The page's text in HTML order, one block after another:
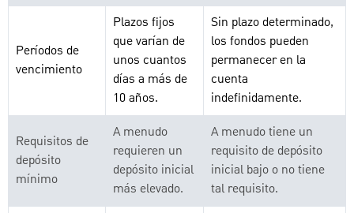
Períodos de
vencimiento
Plazos fijos
que varían de
unos cuantos
días a más de
10 años.
Sin plazo determinado,
los fondos pueden
permanecer en la
cuenta
indefinidamente.
Requisitos de
depósito
mínimo
A menudo
requieren un
depósito inicial
más elevado.
A menudo tiene un
requisito de depósito
inicial bajo o no tiene
tal requisito.